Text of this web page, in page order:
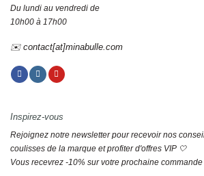
Du lundi au vendredi de
10h00 à 17h00
✉️ contact[at]minabulle.com
Inspirez-vous
Rejoignez notre newsletter pour recevoir nos
coulisses de la marque et profiter d'offres VIP 🤍
Vous recevrez -10% sur votre prochaine